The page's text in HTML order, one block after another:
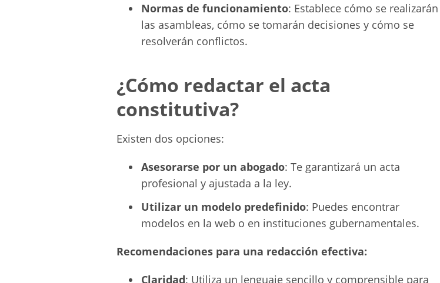
Normas de funcionamiento: Establece cómo se realizarán
las asambleas, cómo se tomarán decisiones y cómo se
resolverán conflictos.
¿Cómo redactar el acta
constitutiva?
Existen dos opciones:
Asesorarse por un abogado: Te garantizará un acta
profesional y ajustada a la ley.
Utilizar un modelo predefinido: Puedes encontrar
modelos en la web o en instituciones gubernamentales.
Recomendaciones para una redacción efectiva:
Claridad: Utiliza un lenguaje sencillo y comprensible para